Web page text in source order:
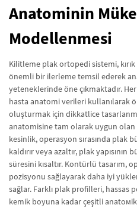
Anatominin
Modellenmesi
Kilitleme plak ortopedi sistemi,
önemli bir ilerleme temsil ederek
yeteneklerinde öne çıkmaktadır.
hasta anatomi verileri kullanılarak
oluşturmak için dikkatlice
anatomisine tam olarak uygun olan
kesinlik, operasyon sırasında plak
kaldırır veya azaltır, plak
süresini kısaltır. Kontürlü tasarım,
pozisyonu sağlayarak daha iyi
sağlar. Farklı plak profilleri,
kemik boyuna kadar çeşitli